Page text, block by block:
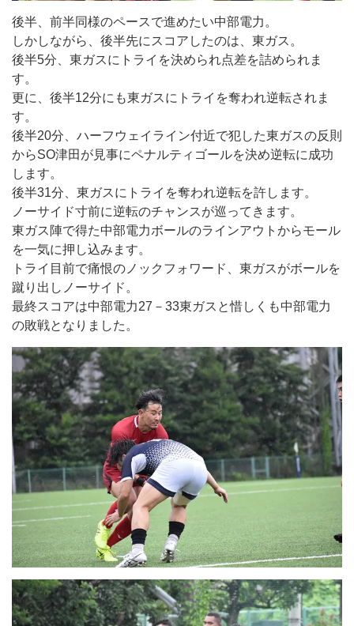
後半、前半同様のペースで進めたい中部電力。
しかしながら、後半先にスコアしたのは、東ガス。
後半5分、東ガスにトライを決められ点差を詰められま
す。
更に、後半12分にも東ガスにトライを奪われ逆転されま
す。
後半20分、ハーフウェイライン付近で犯した東ガスの反則
からSO津田が見事にペナルティゴールを決め逆転に成功
します。
後半31分、東ガスにトライを奪われ逆転を許します。
ノーサイド寸前に逆転のチャンスが巡ってきます。
東ガス陣で得た中部電力ボールのラインアウトからモール
を一気に押し込みます。
トライ目前で痛恨のノックフォワード、東ガスがボールを
蹴り出しノーサイド。
最終スコアは中部電力27－33東ガスと惜しくも中部電力
の敗戦となりました。